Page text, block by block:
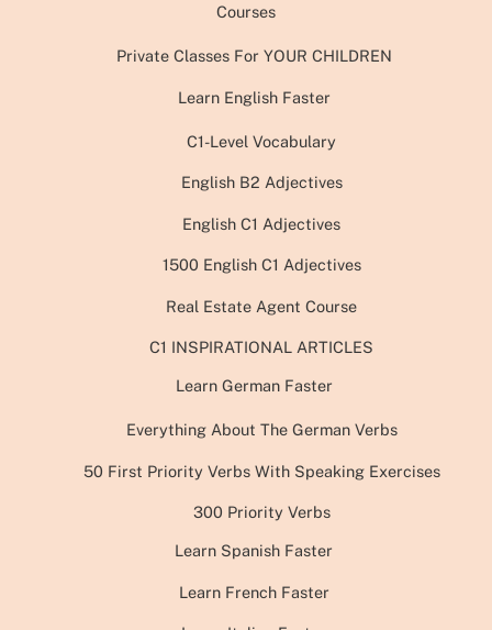
Courses
Private Classes For YOUR CHILDREN
Learn English Faster
C1-Level Vocabulary
English B2 Adjectives
English C1 Adjectives
1500 English C1 Adjectives
Real Estate Agent Course
C1 INSPIRATIONAL ARTICLES
Learn German Faster
Everything About The German Verbs
50 First Priority Verbs With Speaking Exercises
300 Priority Verbs
Learn Spanish Faster
Learn French Faster